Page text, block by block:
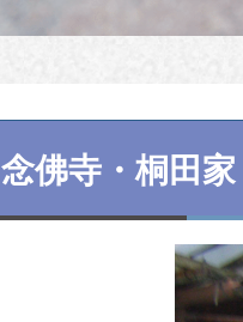
念佛寺・桐田家